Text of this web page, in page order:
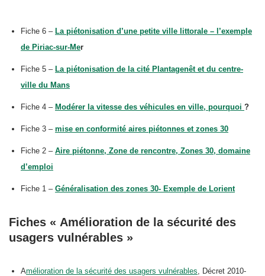
Fiche 6 – La piétonisation d’une petite ville littorale – l’exemple
de Piriac-sur-Mer
Fiche 5 – La piétonisation de la cité Plantagenêt et du centre-
ville du Mans
Fiche 4 – Modérer la vitesse des véhicules en ville, pourquoi ?
Fiche 3 – mise en conformité aires piétonnes et zones 30
Fiche 2 – Aire piétonne, Zone de rencontre, Zones 30, domaine
d’emploi
Fiche 1 – Généralisation des zones 30- Exemple de Lorient
Fiches « Amélioration de la sécurité des
usagers vulnérables »
Amélioration de la sécurité des usagers vulnérables, Décret 2010-